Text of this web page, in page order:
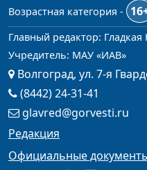
Возрастная категория -
Главный редактор:
Учредитель: МАУ «ИАВ»
Волгоград, ул. 7-я
(8442) 24-31-41
glavred@gorvesti.ru
Редакция
Официальные